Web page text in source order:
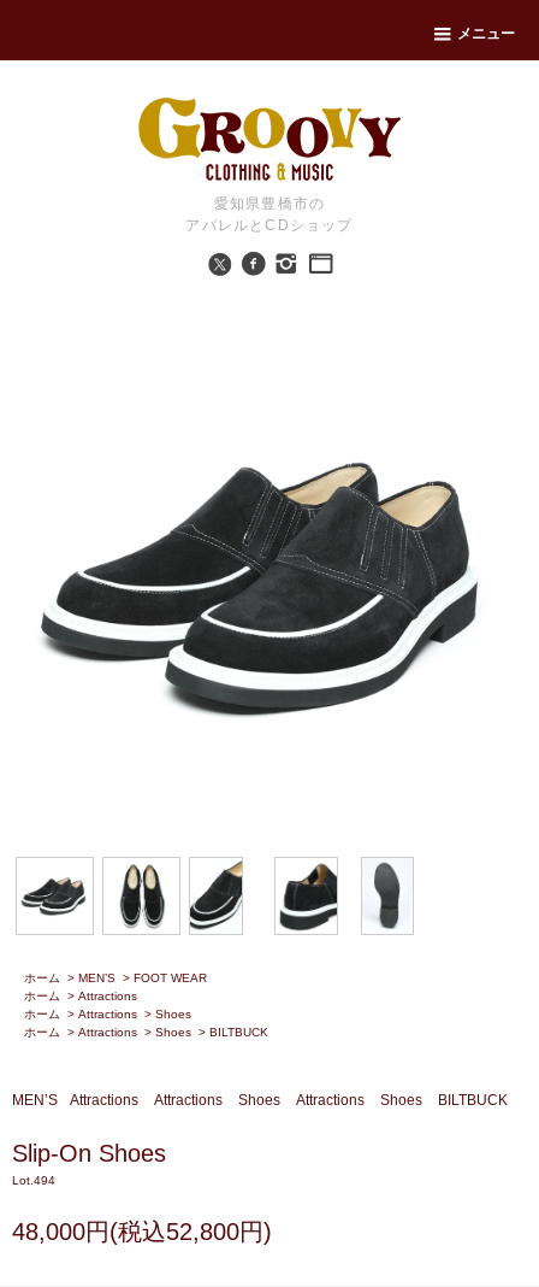
メニュー
愛知県豊橋市の
アパレルとCDショップ
ホーム > MEN’S > FOOT WEAR
ホーム
> Attractions
ホーム
> Attractions > Shoes
ホーム
> Attractions > Shoes > BILTBUCK
MEN’S Attractions Attractions Shoes Attractions Shoes BILTBUCK
Slip-On Shoes
Lot.494
48,000円(税込52,800円)